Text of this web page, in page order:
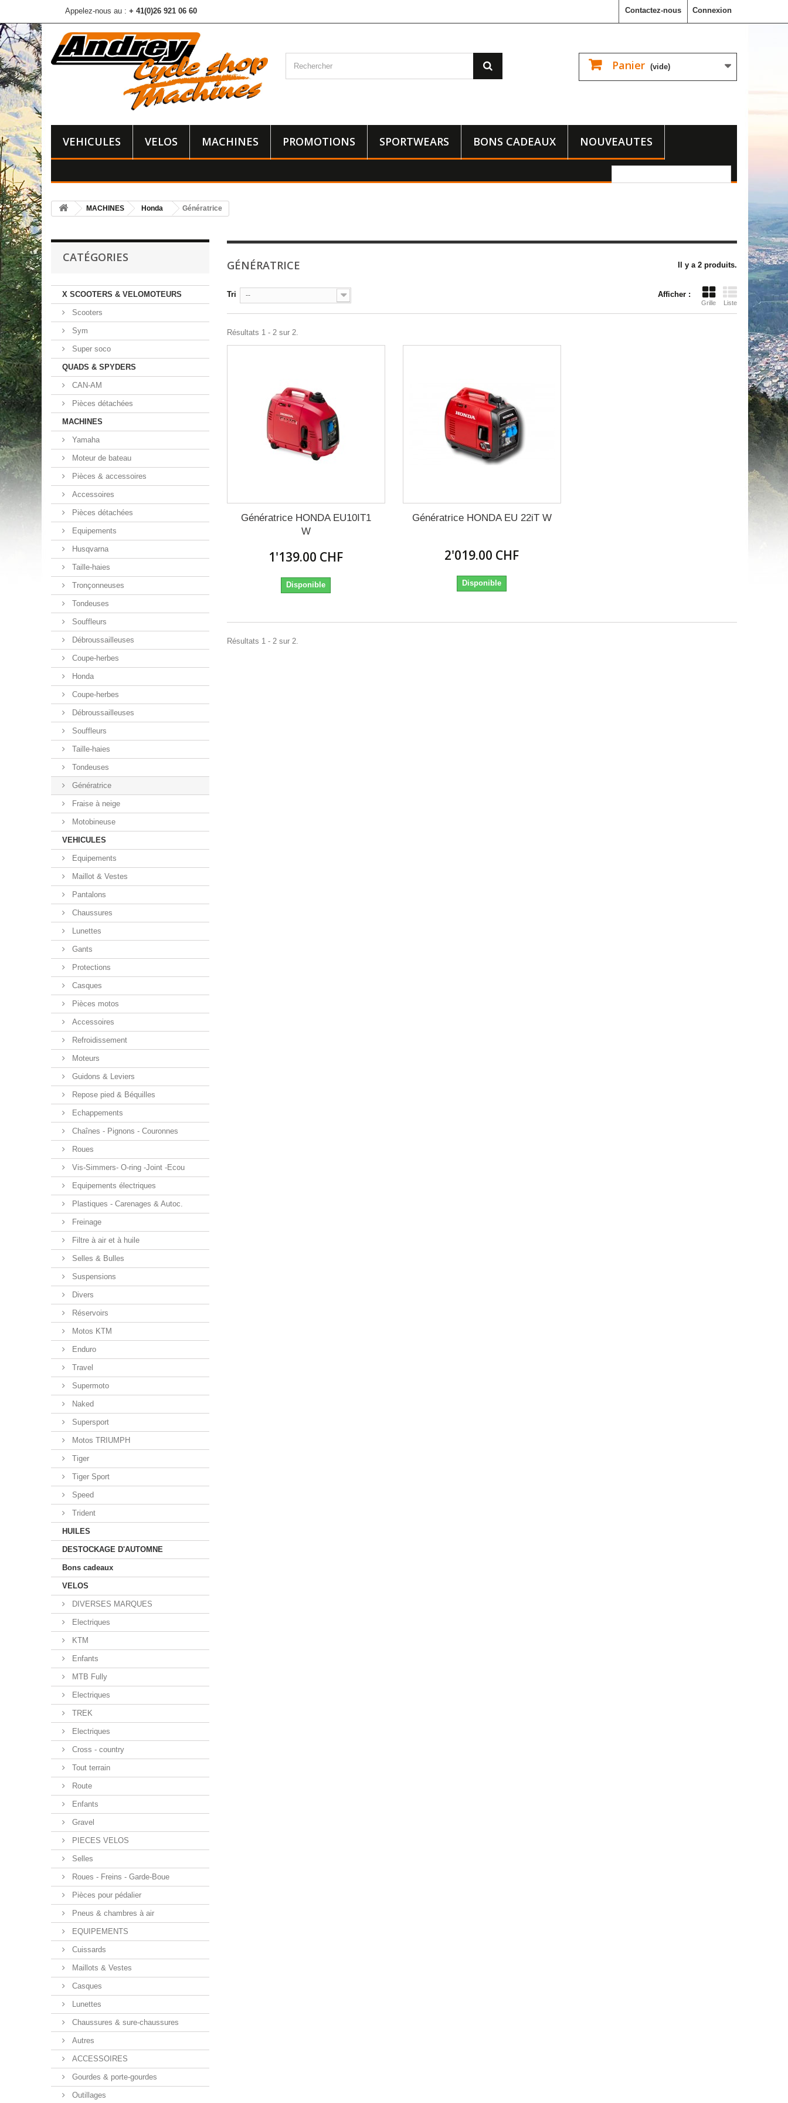
Connexion
Contactez-nous
Appelez-nous au : + 41(0)26 921 06 60
Panier (vide)
VEHICULES VELOS MACHINES PROMOTIONS SPORTWEARS BONS CADEAUX NOUVEAUTES
MACHINES Honda Génératrice
CATÉGORIES
X SCOOTERS & VELOMOTEURS
Scooters
Sym
Super soco
QUADS & SPYDERS
CAN-AM
Pièces détachées
MACHINES
Yamaha
Moteur de bateau
Pièces & accessoires
Accessoires
Pièces détachées
Equipements
Husqvarna
Taille-haies
Tronçonneuses
Tondeuses
Souffleurs
Débroussailleuses
Coupe-herbes
Honda
Coupe-herbes
Débroussailleuses
Souffleurs
Taille-haies
Tondeuses
Génératrice
Fraise à neige
Motobineuse
VEHICULES
Equipements
Maillot & Vestes
Pantalons
Chaussures
Lunettes
Gants
Protections
Casques
Pièces motos
Accessoires
Refroidissement
Moteurs
Guidons & Leviers
Repose pied & Béquilles
Echappements
Chaînes - Pignons - Couronnes
Roues
Vis-Simmers- O-ring -Joint -Ecou
Equipements électriques
Plastiques - Carenages & Autoc.
Freinage
Filtre à air et à huile
Selles & Bulles
Suspensions
Divers
Réservoirs
Motos KTM
Enduro
Travel
Supermoto
Naked
Supersport
Motos TRIUMPH
Tiger
Tiger Sport
Speed
Trident
HUILES
DESTOCKAGE D'AUTOMNE
Bons cadeaux
VELOS
DIVERSES MARQUES
Electriques
KTM
Enfants
MTB Fully
Electriques
TREK
Electriques
Cross - country
Tout terrain
Route
Enfants
Gravel
PIECES VELOS
Selles
Roues - Freins - Garde-Boue
Pièces pour pédalier
Pneus & chambres à air
EQUIPEMENTS
Cuissards
Maillots & Vestes
Casques
Lunettes
Chaussures & sure-chaussures
Autres
ACCESSOIRES
Gourdes & porte-gourdes
Outillages
GÉNÉRATRICE Il y a 2 produits.
Afficher :
Grille Liste
Tri --
Résultats 1 - 2 sur 2.
Génératrice HONDA EU10IT1
W
1'139.00 CHF
Disponible
Génératrice HONDA EU 22iT W
2'019.00 CHF
Disponible
Résultats 1 - 2 sur 2.